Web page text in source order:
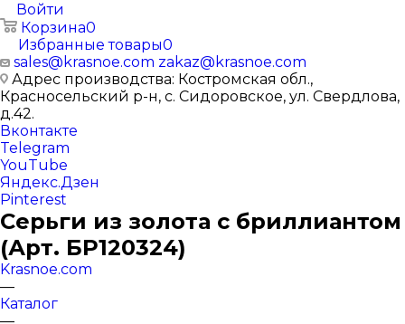
Войти
Корзина0
Избранные товары0
sales@krasnoe.com zakaz@krasnoe.com
Адрес производства: Костромская обл.,
Красносельский р-н, с. Сидоровское, ул. Свердлова,
д.42.
Вконтакте
Telegram
YouTube
Яндекс.Дзен
Pinterest
Серьги из золота с бриллиантом
(Арт. БР120324)
Krasnoe.com
—
Каталог